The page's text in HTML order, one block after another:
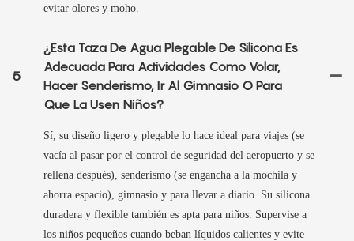
evitar olores y moho.
5
¿Esta Taza De Agua Plegable De Silicona Es
Adecuada Para Actividades Como Volar,
Hacer Senderismo, Ir Al Gimnasio O Para
Que La Usen Niños?
Sí, su diseño ligero y plegable lo hace ideal para viajes (se
vacía al pasar por el control de seguridad del aeropuerto y se
rellena después), senderismo (se engancha a la mochila y
ahorra espacio), gimnasio y para llevar a diario. Su silicona
duradera y flexible también es apta para niños. Supervise a
los niños pequeños cuando beban líquidos calientes y evite